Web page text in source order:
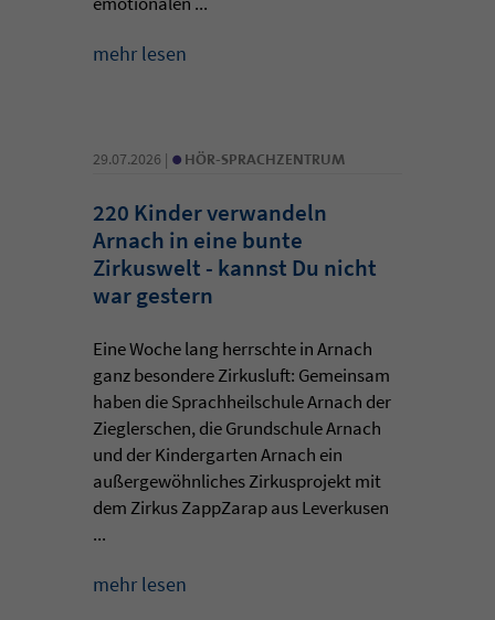
mehr lesen
29.07.2026 | • HÖR-SPRACHZENTRUM
220 Kinder verwandeln
Arnach in eine bunte
Zirkuswelt - kannst Du nicht
war gestern
Eine Woche lang herrschte in Arnach
ganz besondere Zirkusluft: Gemeinsam
haben die Sprachheilschule Arnach der
Zieglerschen, die Grundschule Arnach
und der Kindergarten Arnach ein
außergewöhnliches Zirkusprojekt mit
dem Zirkus ZappZarap aus Leverkusen
...
mehr lesen